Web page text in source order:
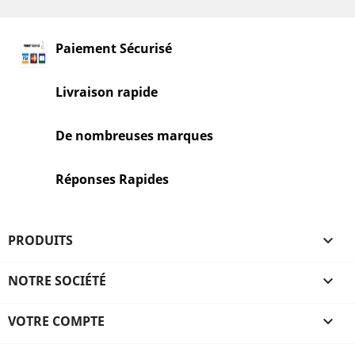
Paiement Sécurisé
Livraison rapide
De nombreuses marques
Réponses Rapides
PRODUITS 
NOTRE SOCIÉTÉ 
VOTRE COMPTE 